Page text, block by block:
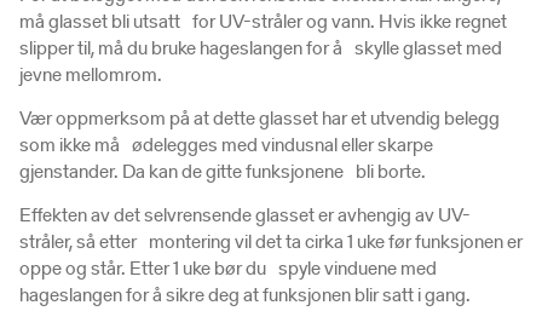
må glasset bli utsatt for UV-stråler og vann. Hvis ikke regnet
slipper til, må du bruke hageslangen for å skylle glasset med
jevne mellomrom.
Vær oppmerksom på at dette glasset har et utvendig belegg
som ikke må ødelegges med vindusnal eller skarpe
gjenstander. Da kan de gitte funksjonene bli borte.
Effekten av det selvrensende glasset er avhengig av UV-
stråler, så etter montering vil det ta cirka 1 uke før funksjonen er
oppe og står. Etter 1 uke bør du spyle vinduene med
hageslangen for å sikre deg at funksjonen blir satt i gang.